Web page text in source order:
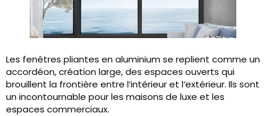
Les fenêtres pliantes en aluminium se replient comme un
accordéon, création large, des espaces ouverts qui
brouillent la frontière entre l’intérieur et l’extérieur. Ils sont
un incontournable pour les maisons de luxe et les
espaces commerciaux.